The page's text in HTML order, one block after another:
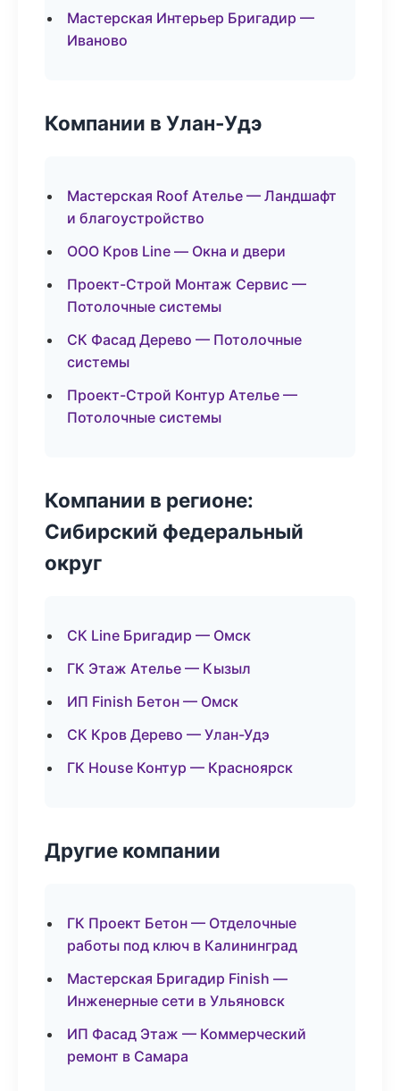
Мастерская Интерьер Бригадир —
Иваново
Компании в Улан-Удэ
Мастерская Roof Ателье — Ландшафт
и благоустройство
ООО Кров Line — Окна и двери
Проект-Строй Монтаж Сервис —
Потолочные системы
СК Фасад Дерево — Потолочные
системы
Проект-Строй Контур Ателье —
Потолочные системы
Компании в регионе:
Сибирский федеральный
округ
СК Line Бригадир — Омск
ГК Этаж Ателье — Кызыл
ИП Finish Бетон — Омск
СК Кров Дерево — Улан-Удэ
ГК House Контур — Красноярск
Другие компании
ГК Проект Бетон — Отделочные
работы под ключ в Калининград
Мастерская Бригадир Finish —
Инженерные сети в Ульяновск
ИП Фасад Этаж — Коммерческий
ремонт в Самара